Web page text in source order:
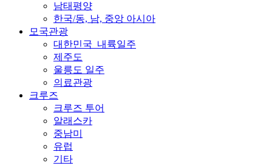
남태평양
한국/동, 남, 중앙 아시아
모국관광
대한민국_내륙일주
제주도
울릉도 일주
의료관광
크루즈
크루즈 투어
알래스카
중남미
유럽
기타